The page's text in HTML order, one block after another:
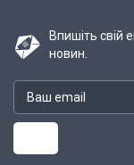
Впишіть свій
новин.